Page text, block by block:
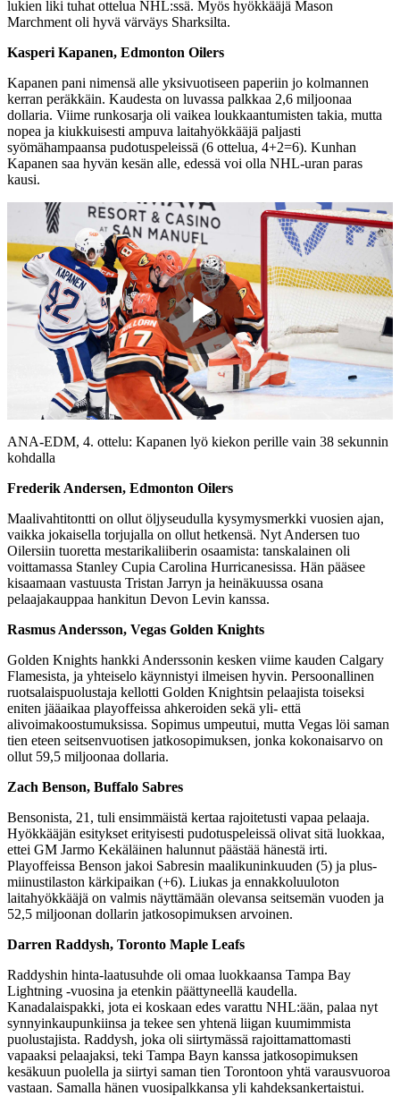
lukien liki tuhat ottelua NHL:ssä. Myös hyökkääjä Mason
Marchment oli hyvä värväys Sharksilta.
Kasperi Kapanen, Edmonton Oilers
Kapanen pani nimensä alle yksivuotiseen paperiin jo kolmannen
kerran peräkkäin. Kaudesta on luvassa palkkaa 2,6 miljoonaa
dollaria. Viime runkosarja oli vaikea loukkaantumisten takia, mutta
nopea ja kiukkuisesti ampuva laitahyökkääjä paljasti
syömähampaansa pudotuspeleissä (6 ottelua, 4+2=6). Kunhan
Kapanen saa hyvän kesän alle, edessä voi olla NHL-uran paras
kausi.
Play
Video
ANA-EDM, 4. ottelu: Kapanen lyö kiekon perille vain 38 sekunnin
kohdalla
Frederik Andersen, Edmonton Oilers
Maalivahtitontti on ollut öljyseudulla kysymysmerkki vuosien ajan,
vaikka jokaisella torjujalla on ollut hetkensä. Nyt Andersen tuo
Oilersiin tuoretta mestarikaliiberin osaamista: tanskalainen oli
voittamassa Stanley Cupia Carolina Hurricanesissa. Hän pääsee
kisaamaan vastuusta Tristan Jarryn ja heinäkuussa osana
pelaajakauppaa hankitun Devon Levin kanssa.
Rasmus Andersson, Vegas Golden Knights
Golden Knights hankki Anderssonin kesken viime kauden Calgary
Flamesista, ja yhteiselo käynnistyi ilmeisen hyvin. Persoonallinen
ruotsalaispuolustaja kellotti Golden Knightsin pelaajista toiseksi
eniten jääaikaa playoffeissa ahkeroiden sekä yli- että
alivoimakoostumuksissa. Sopimus umpeutui, mutta Vegas löi saman
tien eteen seitsenvuotisen jatkosopimuksen, jonka kokonaisarvo on
ollut 59,5 miljoonaa dollaria.
Zach Benson, Buffalo Sabres
Bensonista, 21, tuli ensimmäistä kertaa rajoitetusti vapaa pelaaja.
Hyökkääjän esitykset erityisesti pudotuspeleissä olivat sitä luokkaa,
ettei GM Jarmo Kekäläinen halunnut päästää hänestä irti.
Playoffeissa Benson jakoi Sabresin maalikuninkuuden (5) ja plus-
miinustilaston kärkipaikan (+6). Liukas ja ennakkoluuloton
laitahyökkääjä on valmis näyttämään olevansa seitsemän vuoden ja
52,5 miljoonan dollarin jatkosopimuksen arvoinen.
Darren Raddysh, Toronto Maple Leafs
Raddyshin hinta-laatusuhde oli omaa luokkaansa Tampa Bay
Lightning -vuosina ja etenkin päättyneellä kaudella.
Kanadalaispakki, jota ei koskaan edes varattu NHL:ään, palaa nyt
synnyinkaupunkiinsa ja tekee sen yhtenä liigan kuumimmista
puolustajista. Raddysh, joka oli siirtymässä rajoittamattomasti
vapaaksi pelaajaksi, teki Tampa Bayn kanssa jatkosopimuksen
kesäkuun puolella ja siirtyi saman tien Torontoon yhtä varausvuoroa
vastaan. Samalla hänen vuosipalkkansa yli kahdeksankertaistui.